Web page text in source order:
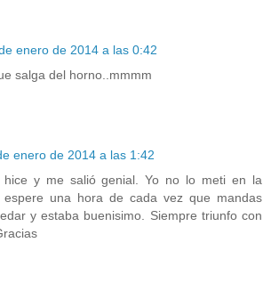
enero de 2014 a las 0:42
salga del horno..mmmm
enero de 2014 a las 1:42
hice y me salió genial. Yo no lo meti en la
espere una hora de cada vez que mandas
y estaba buenisimo. Siempre triunfo con